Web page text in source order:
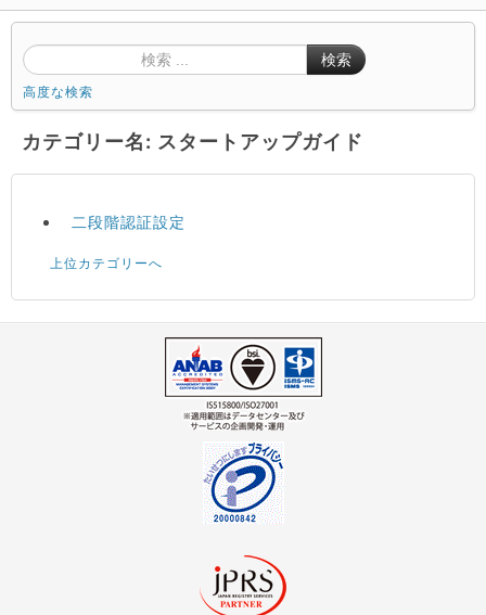
検索
高度な検索
カテゴリー名: スタートアップガイド
二段階認証設定
上位カテゴリーへ